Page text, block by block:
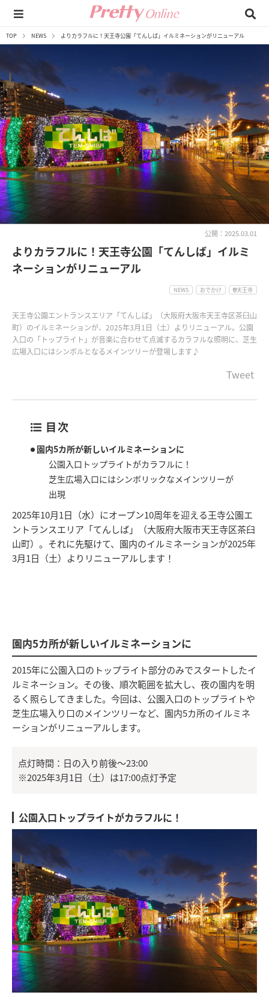
TOP NEWS よりカラフルに！天王寺公園「てんしば」イルミネーションがリニューアル
公開：2025.03.01
よりカラフルに！天王寺公園「てんしば」イルミ
ネーションがリニューアル
NEWS おでかけ 天王寺
天王寺公園エントランスエリア「てんしば」（大阪府大阪市天王寺区茶臼山
町）のイルミネーションが、2025年3月1日（土）よりリニューアル。公園
入口の「トップライト」が音楽に合わせて点滅するカラフルな照明に、芝生
広場入口にはシンボルとなるメインツリーが登場します♪
Tweet
目次
園内5カ所が新しいイルミネーションに
公園入口トップライトがカラフルに！
芝生広場入口にはシンボリックなメインツリーが
出現
2025年10月1日（水）にオープン10周年を迎える王寺公園エ
ントランスエリア「てんしば」（大阪府大阪市天王寺区茶臼
山町）。それに先駆けて、園内のイルミネーションが2025年
3月1日（土）よりリニューアルします！
園内5カ所が新しいイルミネーションに
2015年に公園入口のトップライト部分のみでスタートしたイ
ルミネーション。その後、順次範囲を拡大し、夜の園内を明
るく照らしてきました。今回は、公園入口のトップライトや
芝生広場入り口のメインツリーなど、園内5カ所のイルミネ
ーションがリニューアルします。
点灯時間：日の入り前後～23:00
※2025年3月1日（土）は17:00点灯予定
公園入口トップライトがカラフルに！